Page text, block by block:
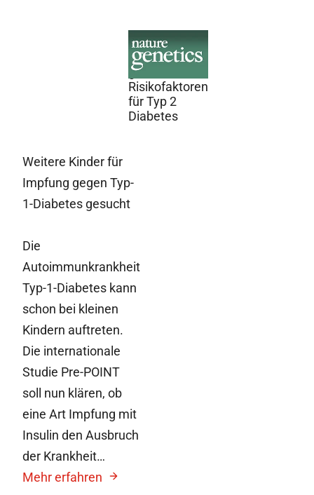
28. Juni 2010
Neue
genetische
Risikofaktoren
für Typ 2
Diabetes
Weitere Kinder für
Impfung gegen Typ-
1-Diabetes gesucht
Die
Autoimmunkrankheit
Typ-1-Diabetes kann
schon bei kleinen
Kindern auftreten.
Die internationale
Studie Pre-POINT
soll nun klären, ob
eine Art Impfung mit
Insulin den Ausbruch
der Krankheit…
Mehr erfahren